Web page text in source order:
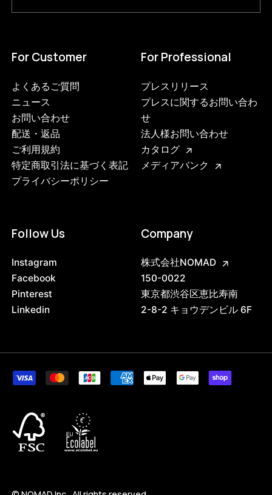
For Customer
よくあるご質問
ニュース
お問い合わせ
配送・返品
ご利用規約
特定商取引法に基づく表記
プライバシーポリシー
For Professional
プレスリリース
プレスに関するお問い合わ
せ
法人様お問い合わせ
カタログ
メディアバンク
Follow Us
Instagram
Facebook
Pinterest
Linkedin
Company
株式会社NOMAD
150-0022
東京都渋谷区恵比寿南
2-8-2 キョウデンビル 6F